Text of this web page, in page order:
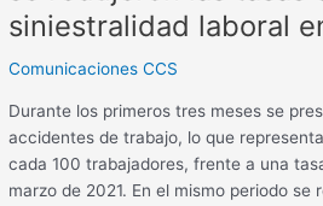
siniestralidad laboral
Comunicaciones CCS
Durante los primeros tres meses se
accidentes de trabajo, lo que
cada 100 trabajadores, frente a una
marzo de 2021. En el mismo periodo se